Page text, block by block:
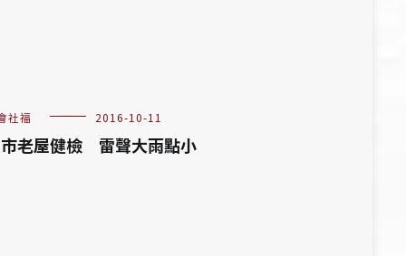
社福 2016-10-11
老屋健檢 雷聲大雨點小